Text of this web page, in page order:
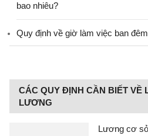
bao nhiêu?
Quy định về giờ làm việc ban
CÁC QUY ĐỊNH CẦN BIẾT VỀ
LƯƠNG
Lương cơ